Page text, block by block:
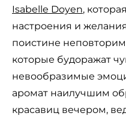
Isabelle Doyen,
настроения и
поистине
которые будоражат
невообразимые
аромат наилучшим
красавиц вечером,